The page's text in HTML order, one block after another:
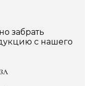
забрать
с нашего